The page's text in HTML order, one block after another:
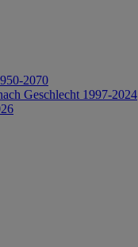
2070
Geschlecht 1997-2024